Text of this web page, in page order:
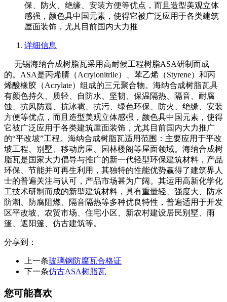
保、防火、绝缘、安装方便等优点，而且造型美观立体
感强，颜色具中国元素，使得它被广泛应用于各类建筑
屋面装饰，尤其目前国内大力推
详细信息
无锡海纳合成树脂瓦采用高耐候工程树脂ASA研制而成
的。ASA是丙烯腈（Acrylonitrile）、苯乙烯（Styrene）和丙
烯酸橡胶（Acrylate）组成的三元聚合物。海纳合成树脂瓦具
有颜色持久、质轻、自防水、坚韧、保温隔热、隔音、耐腐
蚀、抗风防震、抗冰雹、抗污、绿色环保、防火、绝缘、安装
方便等优点，而且造型美观立体感强，颜色具中国元素，使得
它被广泛应用于各类建筑屋面装饰，尤其目前国内大力推广
的“平改坡”工程。海纳合成树脂瓦适用范围：主要应用于平改
坡工程、别墅、移动房屋、园林楼阁等屋面领域。海纳合成树
脂瓦是国家大力倡导与推广的新一代轻型环保建筑材料，产品
环保、节能并可再生利用，其独特的性能优势赢得了建筑界人
士的普遍关注与认可，产品市场甚为广阔。其运用高新化学化
工技术研制而成的新型建筑材料，具有重量轻、强度大、防水
防潮、防腐阻燃、隔音隔热等多种优良特性，普遍适用于开发
区平改坡、农贸市场、住宅小区、新农村建设居民别墅、雨
篷、遮阳篷、仿古建筑等。
分享到：
上一条玻璃钢防腐瓦合格证
下一条仿古ASA树脂瓦
您可能喜欢